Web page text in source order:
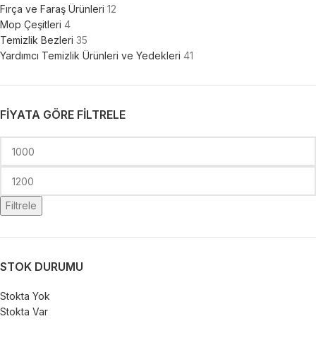
Fırça ve Faraş Ürünleri 12
Mop Çeşitleri 4
Temizlik Bezleri 35
Yardımcı Temizlik Ürünleri ve Yedekleri 41
FIYATA GÖRE FILTRELE
Filtrele
STOK DURUMU
Stokta Yok
Stokta Var